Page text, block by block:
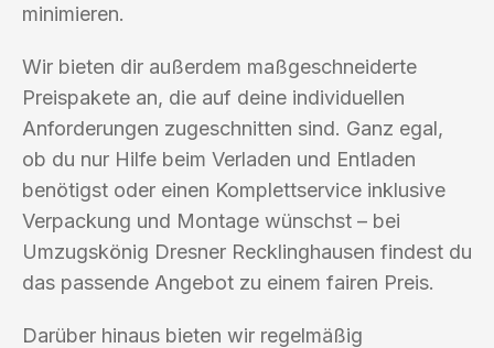
minimieren.
Wir bieten dir außerdem maßgeschneiderte
Preispakete an, die auf deine individuellen
Anforderungen zugeschnitten sind. Ganz egal,
ob du nur Hilfe beim Verladen und Entladen
benötigst oder einen Komplettservice inklusive
Verpackung und Montage wünschst – bei
Umzugskönig Dresner Recklinghausen findest du
das passende Angebot zu einem fairen Preis.
Darüber hinaus bieten wir regelmäßig